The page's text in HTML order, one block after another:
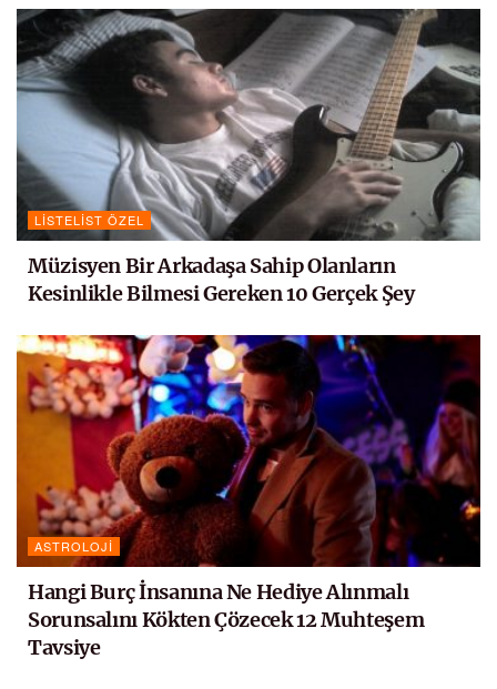
LISTELIST ÖZEL
Müzisyen Bir Arkadaşa Sahip Olanların
Kesinlikle Bilmesi Gereken 10 Gerçek Şey
ASTROLOJI
Hangi Burç İnsanına Ne Hediye Alınmalı
Sorunsalını Kökten Çözecek 12 Muhteşem
Tavsiye